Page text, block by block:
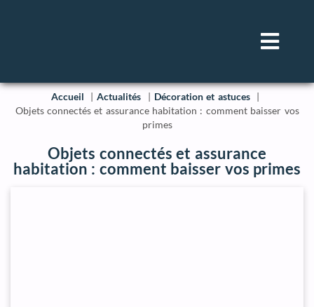
Accueil Actualités
Décoration et astuces
Objets connectés et assurance habitation : comment baisser vos
primes
Objets connectés et assurance
habitation : comment baisser vos primes